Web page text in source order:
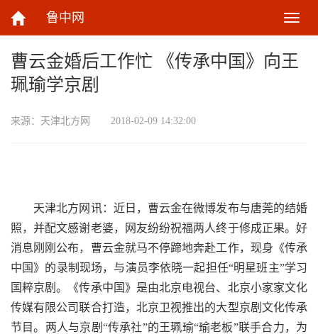
鲁中网
切
换
航
曹云金婚后工作忙 《传承中国》向王
珮瑜学京剧
来源： 天津北方网 2018-02-09 14:32:00
天津北方网讯：近日，曹云金在微博发布与唐莞的结婚
照，并配文感谢老婆，网友纷纷祝福两人终于修成正果。好
消息刚刚公布，曹云金就马不停蹄地奔赴工作，现身《传承
中国》的录制现场，与演员李依晓一起担任“明星班主”学习
国粹京剧。《传承中国》是由北京电视台、北京小家家文化
传媒有限公司联合打造，北京卫视推出的大型京剧文化传承
节目。两人与京剧“传承社”的王珮瑜“瑜老板”联手合力，为